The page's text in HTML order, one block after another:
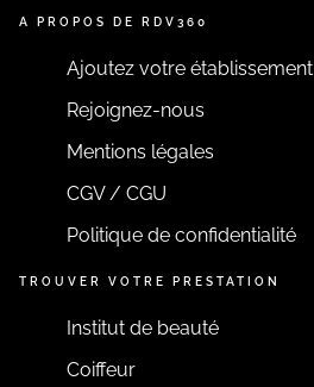
A PROPOS DE RDV360
Ajoutez votre établissement
Rejoignez-nous
Mentions légales
CGV / CGU
Politique de confidentialité
TROUVER VOTRE PRESTATION
Institut de beauté
Coiffeur